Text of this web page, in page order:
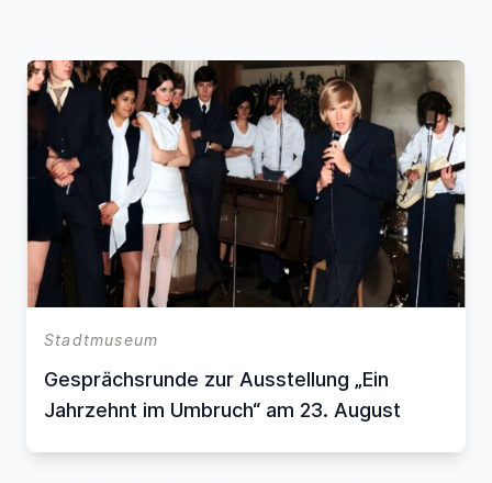
Stadtmuseum
Gesprächsrunde zur Ausstellung „Ein
Jahrzehnt im Umbruch“ am 23. August